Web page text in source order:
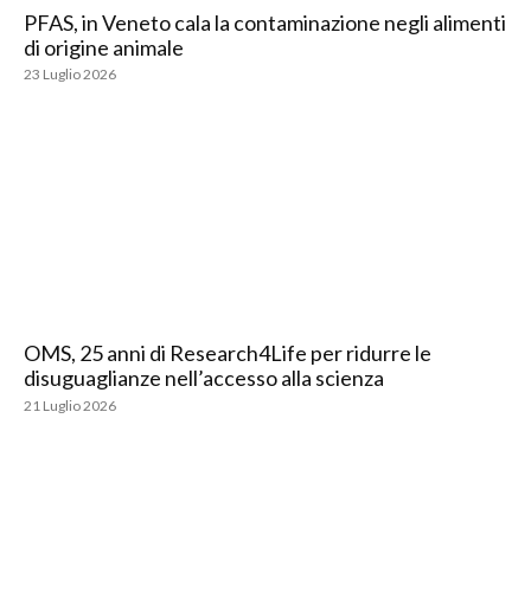
PFAS, in Veneto cala la contaminazione negli alimenti
di origine animale
23 Luglio 2026
OMS, 25 anni di Research4Life per ridurre le
disuguaglianze nell’accesso alla scienza
21 Luglio 2026